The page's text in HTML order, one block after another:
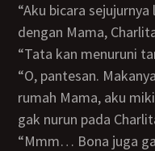
“Aku bicara sejujurnya lho. Kalau dibandingkan
dengan Mama,
“Tata kan menuruni
“O, pantesan. Makanya waktu aku sedang berada di
rumah Mama, aku
gak nurun pada
“Mmm… Bona juga